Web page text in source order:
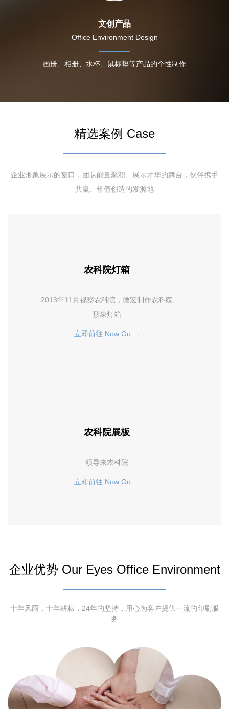
文创产品
Office Environment Design
画册、相册、水杯、鼠标垫等产品的个性制作
精选案例 Case
企业形象展示的窗口，团队能量聚积、展示才华的舞台，伙伴携手
共赢、价值创造的发源地
农科院灯箱
2013年11月视察农科院，微宏制作农科院
形象灯箱
立即前往 Now Go →
农科院展板
领导来农科院
立即前往 Now Go →
企业优势 Our Eyes Office Environment
十年风雨，十年耕耘，24年的坚持，用心为客户提供一流的印刷服
务